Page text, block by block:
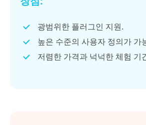
광범위한 플러그인 지원.
높은 수준의 사용자 정의가 가
저렴한 가격과 넉넉한 체험 기